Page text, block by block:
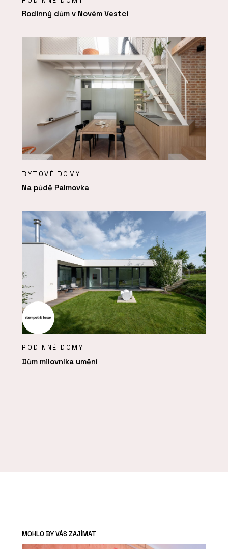
Rodinný dům v Novém Vestci
BYTOVÉ DOMY
Na půdě Palmovka
RODINNÉ DOMY
Dům milovníka umění
MOHLO BY VÁS ZAJÍMAT